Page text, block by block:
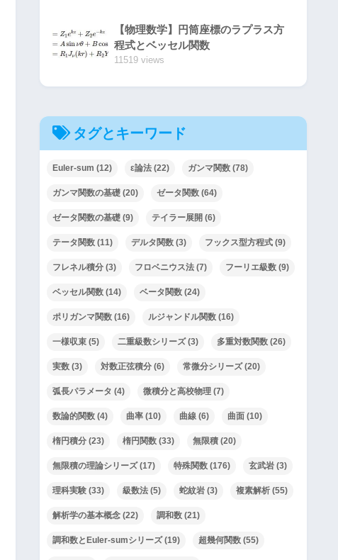
【物理数学】円筒座標のラプラス方
程式とベッセル関数
11519 views
タグとキーワード
Euler-sum (12) ε論法 (22) ガンマ関数 (78)
ガンマ関数の基礎 (20) ゼータ関数 (64)
ゼータ関数の基礎 (9) テイラー展開 (6)
テータ関数 (11) デルタ関数 (3) フックス型方程式 (9)
フレネル積分 (3) フロベニウス法 (7) フーリエ級数 (9)
ベッセル関数 (14) ベータ関数 (24)
ポリガンマ関数 (16) ルジャンドル関数 (16)
一様収束 (5) 二重級数シリーズ(3) 多重対数関数 (26)
実数 (3) 対数正弦積分 (6) 常微分シリーズ(20)
弧長パラメータ (4) 微積分と高校物理 (7)
数論的関数 (4) 曲率 (10) 曲線 (6) 曲面 (10)
楕円積分 (23) 楕円関数 (33) 無限積 (20)
無限積の理論シリーズ(17) 特殊関数 (176) 玄武岩 (3)
理科実験 (33) 級数法 (5) 蛇紋岩 (3) 複素解析 (55)
解析学の基本概念 (22) 調和数 (21)
調和数とEuler-sumシリーズ(19) 超幾何関数 (55)